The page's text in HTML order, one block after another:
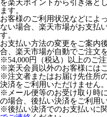
を楽天ポイントから引き落と
ます。
お客様のご利用状況などによ
ない場合、楽天市場がお支払
す。
お支払い方法の変更をご案内
合、楽天市場が自動でご注文
※54,000円（税込）以上のご
※楽天会員以外のお客様には
※注文者またはお届け先住所
決済をご利用いただけません。
※メール便等のお受け取り時
の場合、後払い決済をご利用
※後払い決済でのお支払いに